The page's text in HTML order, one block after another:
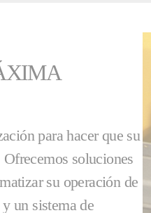
para hacer que su
soluciones
su operación de
un sistema de